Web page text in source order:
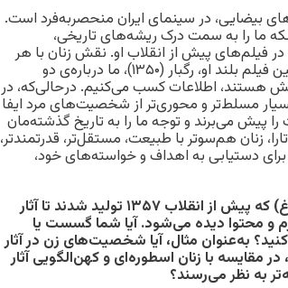
بیضایی، در سینمای ایران منحصربه‌فرد است.
ما را به سمت درک ریشه‌های تاریخی،
فیلم‌های پیش از انقلاب او. نقش زنان با هر
فیلم بیضایی تکامل می‌یابد. به‌عنوان مثال، در اولین فیلم بلند او، رگبار (۱۳۵۰)، ما درباره‌ی دو
هستند، اطلاعات کسب می‌کنیم. در‌حالی‌که، در
بسیار مسلط‌تر و محوری‌تر از شخصیت‌های مرد ایفا
پیش می‌برند و توجه ما را به تاریخ گذشته‌مان
زنان هم‌سوتر با طبیعت، مستقل‌تر، قدرتمندتر،
دستیابی به اهداف و خواسته‌های خود،
) که پیش از انقلاب ۱۳۵۷ تولید شدند تا آثار
و محتوا دیده می‌شود. آیا شما گسست یا
به‌عنوان مثال، آیا شخصیت‌های زن در آثار
، در مقایسه با زنان اسطوره‌ای و کهن‌الگویی آثار
به نظر می‌رسند؟